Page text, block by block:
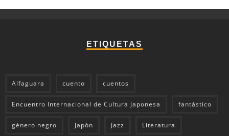
ETIQUETAS
Alfaguara cuento cuentos
Encuentro Internacional de Cultura Japonesa fantástico
género negro Japón Jazz Literatura